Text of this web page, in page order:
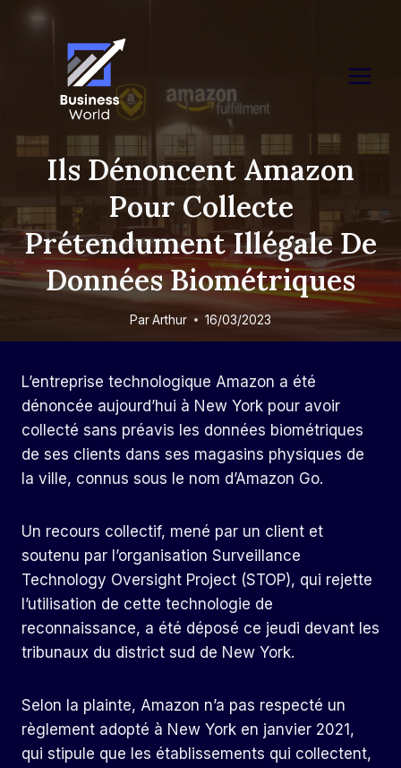
Ils Dénoncent Amazon
Pour Collecte
Prétendument Illégale De
Données Biométriques
ParArthur 16/03/2023
L’entreprise technologique Amazon a été
dénoncée aujourd’hui à New York pour avoir
collecté sans préavis les données biométriques
de ses clients dans ses magasins physiques de
la ville, connus sous le nom d’Amazon Go.
Un recours collectif, mené par un client et
soutenu par l’organisation Surveillance
Technology Oversight Project (STOP), qui rejette
l’utilisation de cette technologie de
reconnaissance, a été déposé ce jeudi devant les
tribunaux du district sud de New York.
Selon la plainte, Amazon n’a pas respecté un
règlement adopté à New York en janvier 2021,
qui stipule que les établissements qui collectent,